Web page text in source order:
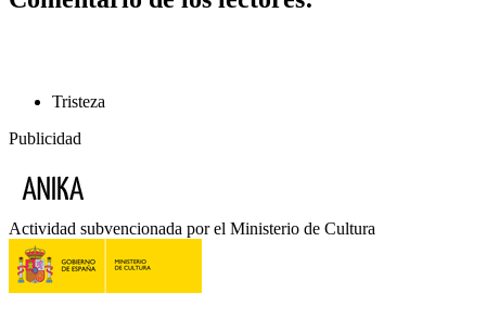
Tristeza
Publicidad
Actividad subvencionada por el Ministerio de Cultura